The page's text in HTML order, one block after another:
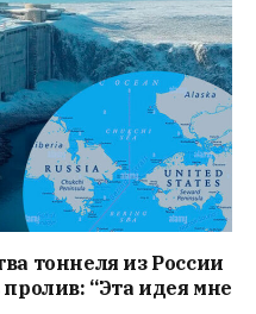
тоннеля из России
“Эта идея мне